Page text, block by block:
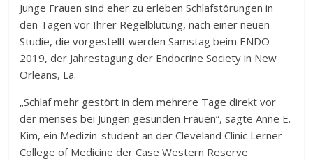
Junge Frauen sind eher zu erleben Schlafstörungen in
den Tagen vor Ihrer Regelblutung, nach einer neuen
Studie, die vorgestellt werden Samstag beim ENDO
2019, der Jahrestagung der Endocrine Society in New
Orleans, La.
„Schlaf mehr gestört in dem mehrere Tage direkt vor
der menses bei Jungen gesunden Frauen“, sagte Anne E.
Kim, ein Medizin-student an der Cleveland Clinic Lerner
College of Medicine der Case Western Reserve